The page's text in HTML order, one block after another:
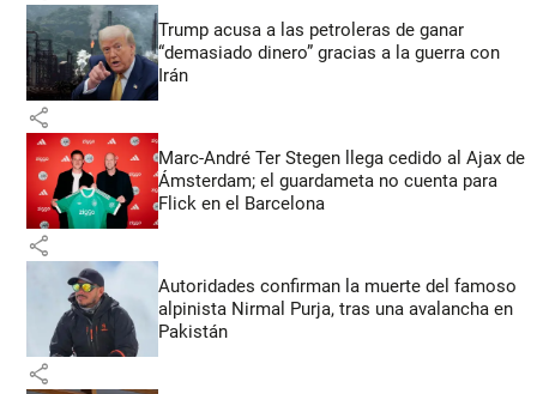
Trump acusa a las petroleras de ganar
“demasiado dinero” gracias a la guerra con
Irán
share
Marc-André Ter Stegen llega cedido al Ajax de
Ámsterdam; el guardameta no cuenta para
Flick en el Barcelona
share
Autoridades confirman la muerte del famoso
alpinista Nirmal Purja, tras una avalancha en
Pakistán
share